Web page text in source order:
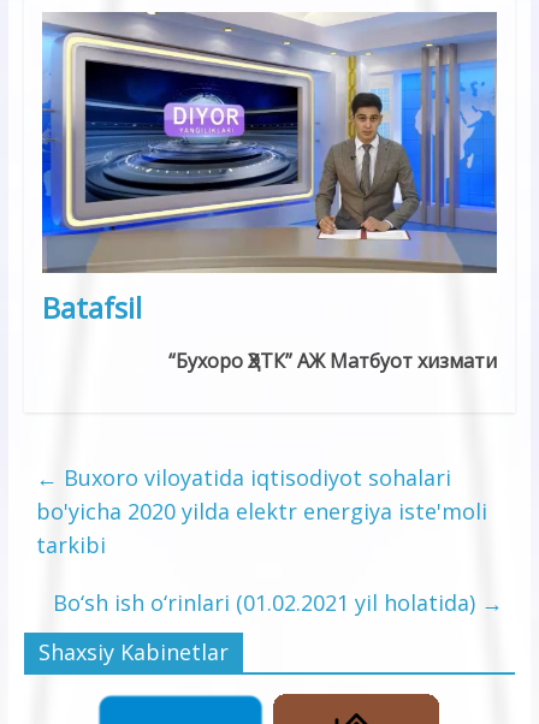
Batafsil
“Бухоро ҲЭТК” АЖ Матбуот хизмати
← Buxoro viloyatida iqtisodiyot sohalari
bo'yicha 2020 yilda elektr energiya iste'moli
tarkibi
Bo‘sh ish o‘rinlari (01.02.2021 yil holatida) →
Shaxsiy Kabinetlar